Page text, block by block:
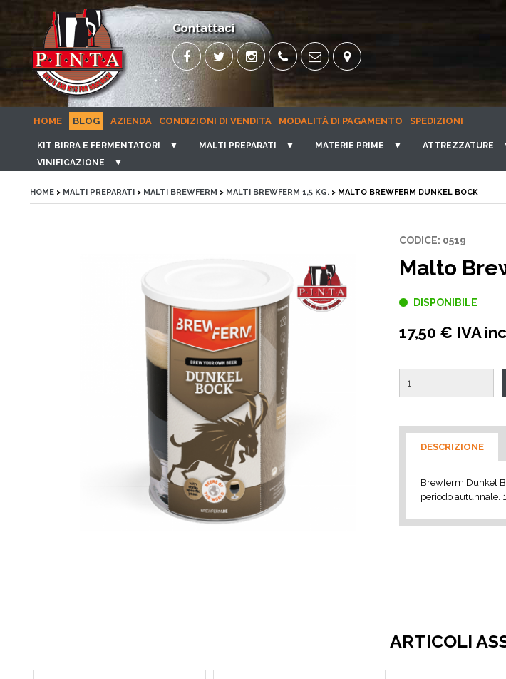
Contattaci
HOME BLOG AZIENDA CONDIZIONI DI VENDITA MODALITÀ DI PAGAMENTO SPEDIZIONI
KIT BIRRA E FERMENTATORI ▼ MALTI PREPARATI ▼ MATERIE PRIME ▼ ATTREZZATURE
VINIFICAZIONE
▼
HOME > MALTI PREPARATI > MALTI BREWFERM > MALTI BREWFERM 1,5 KG. > MALTO BREWFERM DUNKEL BOCK
CODICE: 0519
Malto
DISPONIBILE
17,50 € IVA
DESCRIZIONE
Brewferm Dunkel
periodo autunnale.
ARTICOLI